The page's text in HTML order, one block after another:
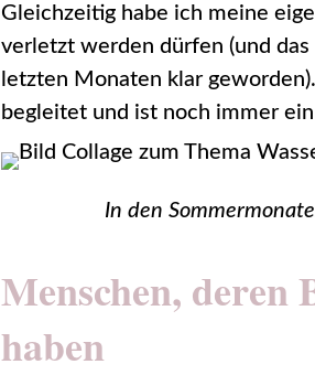
Gleichzeitig habe ich meine
verletzt werden dürfen (und
letzten Monaten klar
begleitet und ist noch immer
In den
Menschen, deren
haben